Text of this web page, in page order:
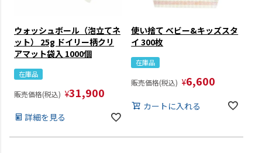
ウォッシュボール（泡立てネ
ット） 25g ドイリー柄クリ
アマット袋入 1000個
在庫品
販売価格(税込) ¥31,900
詳細を見る
使い捨て ベビー&キッズスタ
イ 300枚
在庫品
販売価格(税込) ¥6,600
カートに入れる